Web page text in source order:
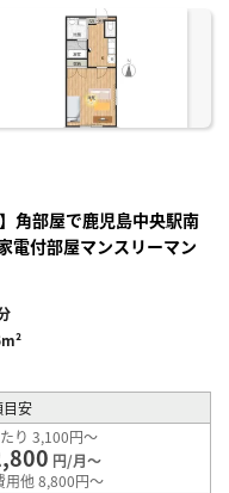
に入
角部屋で鹿児島中央駅南
電付部屋マンスリーマン
目安
り 3,100円～
円/月～
用他 8,800円～